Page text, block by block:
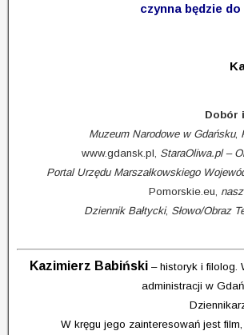
czynna będzie do
Dobór
Muzeum Narodowe w Gdańsku,
www.gdansk.pl, StaraOliwa.pl –
Portal Urzędu Marszałkowskiego
Pomorskie.eu,
Dziennik Bałtycki, Słowo/Obraz
Kazimierz Babiński – historyk i filolog.
administracji w
W kręgu jego zainteresowań jest